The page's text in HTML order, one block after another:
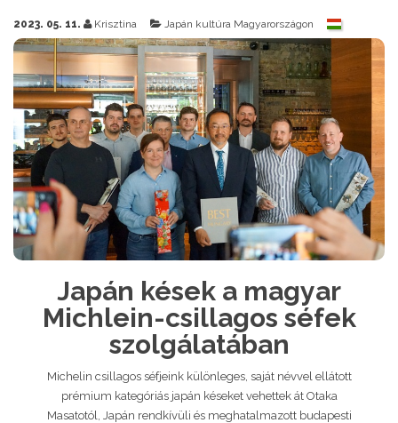
2023. 05. 11. Krisztina Japán kultúra Magyarországon
Japán kések a magyar
Michlein-csillagos séfek
szolgálatában
Michelin csillagos séfjeink különleges, saját névvel ellátott
prémium kategóriás japán késeket vehettek át Otaka
Masatotól, Japán rendkívüli és meghatalmazott budapesti